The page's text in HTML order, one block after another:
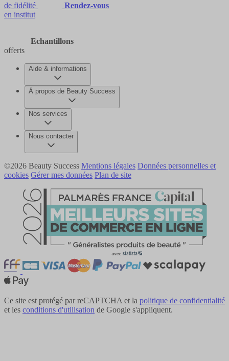
de fidélité
Rendez-vous
en institut
Echantillons
offerts
Aide & informations
À propos de Beauty Success
Nos services
Nous contacter
©2026 Beauty Success Mentions légales Données personnelles et
cookies Gérer mes données Plan de site
Ce site est protégé par reCAPTCHA et la politique de confidentialité
et les conditions d'utilisation de Google s'appliquent.